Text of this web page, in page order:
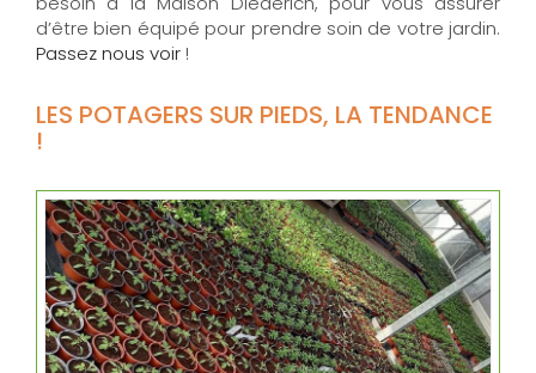
d’être bien équipé pour prendre soin de votre jardin.
Passez nous voir !
LES POTAGERS SUR PIEDS, LA TENDANCE
!